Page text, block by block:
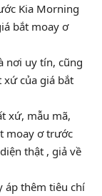
Kia Morning
bắt moay ơ
nơi uy tín, cũng
của giá bắt
xứ, mẫu mã,
moay ơ trước
thật , giả về
áp thêm tiêu chí